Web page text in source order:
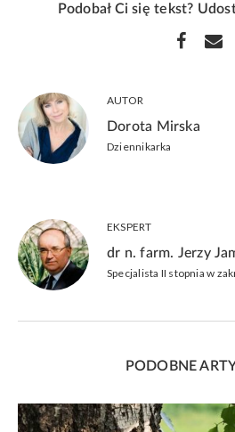
Podobał Ci się tekst?
AUTOR
Dorota Mirska
Dziennikarka
EKSPERT
dr n. farm. Jerzy
Specjalista II stopnia w
PODOBNE